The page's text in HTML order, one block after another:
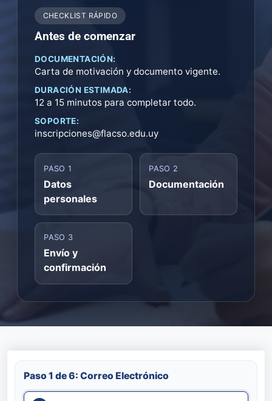
CHECKLIST RÁPIDO
Antes de comenzar
DOCUMENTACIÓN:
Carta de motivación y documento vigente.
DURACIÓN ESTIMADA:
12 a 15 minutos para completar todo.
SOPORTE:
inscripciones@flacso.edu.uy
PASO 1
Datos
personales
PASO 2
Documentación
PASO 3
Envío y
confirmación
Paso 1 de 6: Correo Electrónico